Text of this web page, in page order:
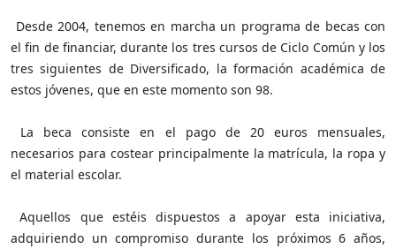
Desde 2004, tenemos en marcha un programa de becas con
el fin de financiar, durante los tres cursos de Ciclo Común y los
tres siguientes de Diversificado, la formación académica de
estos jóvenes, que en este momento son 98.
La beca consiste en el pago de 20 euros mensuales,
necesarios para costear principalmente la matrícula, la ropa y
el material escolar.
Aquellos que estéis dispuestos a apoyar esta iniciativa,
adquiriendo un compromiso durante los próximos 6 años,